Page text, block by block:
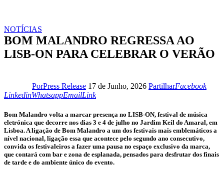
NOTÍCIAS
BOM MALANDRO REGRESSA AO
LISB-ON PARA CELEBRAR O VERÃO
PorPress Release 17 de Junho, 2026 PartilharFacebook
LinkedinWhatsapp
WhatsappEmail
EmailCopy
to
clipboard
Link
Bom Malandro volta a marcar presença no LISB-ON, festival de música
eletrónica que decorre nos dias 3 e 4 de julho no Jardim Keil do Amaral, em
Lisboa. A ligação de Bom Malandro a um dos festivais mais emblemáticos a
nível nacional, ligação essa que acontece pelo segundo ano consecutivo,
convida os festivaleiros a fazer uma pausa no espaço exclusivo da marca,
que contará com bar e zona de esplanada, pensados para desfrutar dos finais
de tarde e do ambiente único do evento.